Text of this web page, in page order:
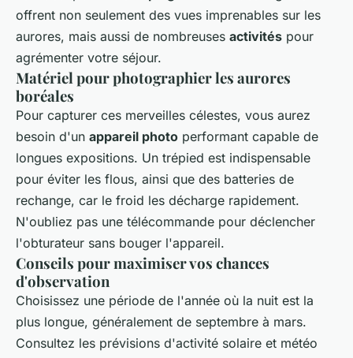
offrent non seulement des vues imprenables sur les
aurores, mais aussi de nombreuses activités pour
agrémenter votre séjour.
Matériel pour photographier les aurores
boréales
Pour capturer ces merveilles célestes, vous aurez
besoin d'un appareil photo performant capable de
longues expositions. Un trépied est indispensable
pour éviter les flous, ainsi que des batteries de
rechange, car le froid les décharge rapidement.
N'oubliez pas une télécommande pour déclencher
l'obturateur sans bouger l'appareil.
Conseils pour maximiser vos chances
d'observation
Choisissez une période de l'année où la nuit est la
plus longue, généralement de septembre à mars.
Consultez les prévisions d'activité solaire et météo